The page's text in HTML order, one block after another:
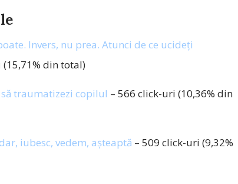
Invers, nu prea. Atunci de ce ucideți
din total)
să traumatizezi copilul – 566 click-uri (10,36% din
iubesc, vedem, așteaptă – 509 click-uri (9,32%